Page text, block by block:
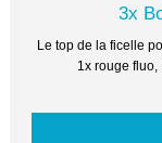
3x
Le top de la ficelle
1x rouge fluo,